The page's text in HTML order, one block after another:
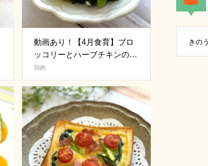
動画あり！【4月食育】ブロ
ッコリーとハーブチキンの焼
きサラダ
鶏肉
きの